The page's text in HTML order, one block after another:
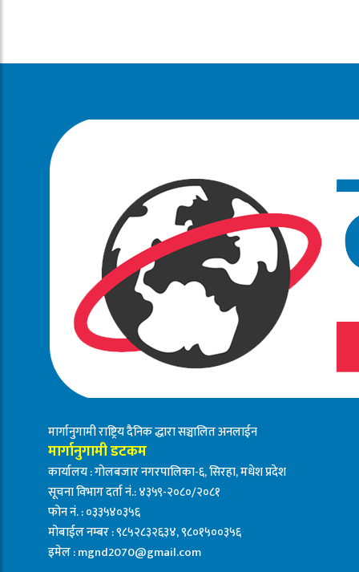
मार्गानुगामी राष्ट्रिय दैनिक द्धारा सञ्चालित अनलाईन
मार्गानुगामी डटकम
कार्यालय : गोलबजार नगरपालिका-६, सिरहा, मधेश प्रदेश
सूचना विभाग दर्ता नं.: ४३५९-२०८०/२०८१
फोन नं. : ०३३५४०३५६
मोबाईल नम्बर : ९८५२८३२६३४, ९८०१५००३५६
इमेल :mgnd2070@gmail.com